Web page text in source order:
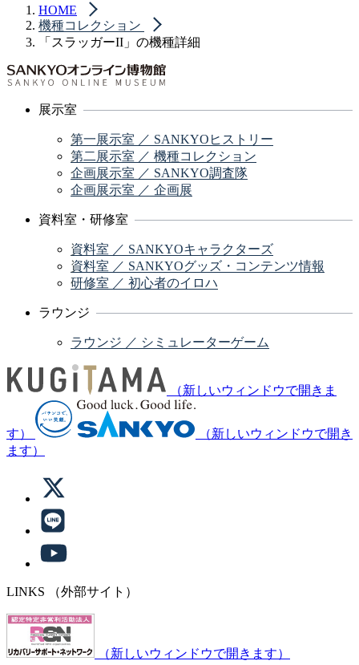
HOME
機種コレクション
「スラッガーII」の機種詳細
展示室
第一展示室 ／ SANKYOヒストリー
第二展示室 ／ 機種コレクション
企画展示室 ／ SANKYO調査隊
企画展示室 ／ 企画展
資料室・研修室
資料室 ／ SANKYOキャラクターズ
資料室 ／ SANKYOグッズ・コンテンツ情報
研修室 ／ 初心者のイロハ
ラウンジ
ラウンジ ／ シミュレーターゲーム
（新しいウィンドウで開きま
す）
（新しいウィンドウで開き
ます）
LINKS （外部サイト）
（新しいウィンドウで開きます）